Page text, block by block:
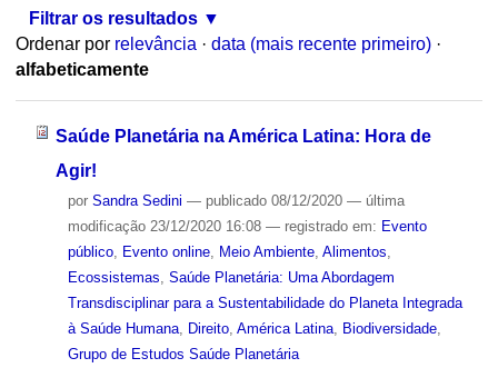
Filtrar os resultados
Ordenar por relevância · data (mais recente primeiro) ·
alfabeticamente
Saúde Planetária na América Latina: Hora de
Agir!
por Sandra Sedini — publicado08/12/2020 — última
modificação23/12/2020 16:08 — registrado em: Evento
público, Evento online, Meio Ambiente, Alimentos
Ecossistemas Saúde Planetária: Uma Abordagem
Transdisciplinar para a Sustentabilidade do Planeta Integrada
à Saúde Humana, Direito, América Latina, Biodiversidade,
Grupo de Estudos Saúde Planetária